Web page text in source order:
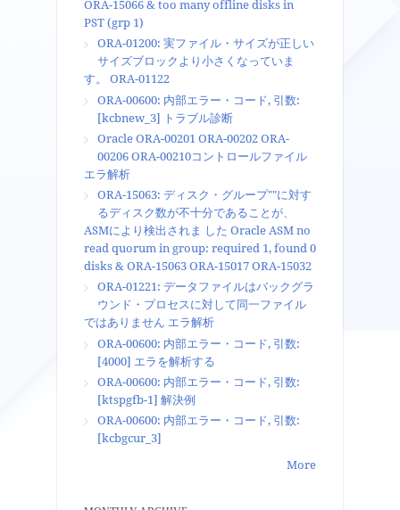
ORA-15066 & too many offline disks in
PST (grp 1)
ORA-01200: 実ファイル・サイズが正しい
サイズブロックより小さくなっていま
す。 ORA-01122
ORA-00600: 内部エラー・コード, 引数:
[kcbnew_3] トラブル診断
Oracle ORA-00201 ORA-00202 ORA-
00206 ORA-00210コントロールファイル
エラ解析
ORA-15063: ディスク・グループ""に対す
るディスク数が不十分であることが、
ASMにより検出されま した Oracle ASM no
read quorum in group: required 1, found 0
disks & ORA-15063 ORA-15017 ORA-15032
ORA-01221: データファイルはバックグラ
ウンド・プロセスに対して同一ファイル
ではありません エラ解析
ORA-00600: 内部エラー・コード, 引数:
[4000] エラを解析する
ORA-00600: 内部エラー・コード, 引数:
[ktspgfb-1] 解決例
ORA-00600: 内部エラー・コード, 引数:
[kcbgcur_3]
More